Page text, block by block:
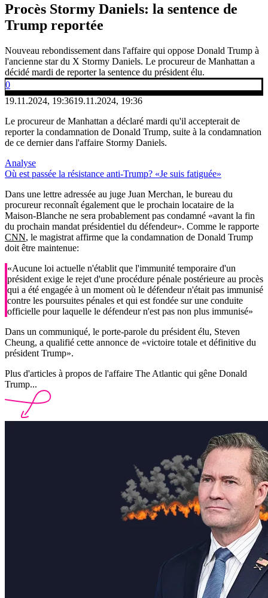
Procès Stormy Daniels: la sentence de
Trump reportée
Nouveau rebondissement dans l'affaire qui oppose Donald Trump à
l'ancienne star du X Stormy Daniels. Le procureur de Manhattan a
décidé mardi de reporter la sentence du président élu.
0
19.11.2024, 19:3619.11.2024, 19:36
Le procureur de Manhattan a déclaré mardi qu'il accepterait de
reporter la condamnation de Donald Trump, suite à la condamnation
de ce dernier dans l'affaire Stormy Daniels.
Analyse
Où est passée la résistance anti-Trump? «Je suis fatiguée»
Dans une lettre adressée au juge Juan Merchan, le bureau du
procureur reconnaît également que le prochain locataire de la
Maison-Blanche ne sera probablement pas condamné «avant la fin
du prochain mandat présidentiel du défendeur». Comme le rapporte
CNN, le magistrat affirme que la condamnation de Donald Trump
doit être maintenue:
«Aucune loi actuelle n'établit que l'immunité temporaire d'un
président exige le rejet d'une procédure pénale postérieure au procès
qui a été engagée à un moment où le défendeur n'était pas immunisé
contre les poursuites pénales et qui est fondée sur une conduite
officielle pour laquelle le défendeur n'est pas non plus immunisé»
Dans un communiqué, le porte-parole du président élu, Steven
Cheung, a qualifié cette annonce de «victoire totale et définitive du
président Trump».
Plus d'articles à propos de l'affaire The Atlantic qui gêne Donald
Trump...